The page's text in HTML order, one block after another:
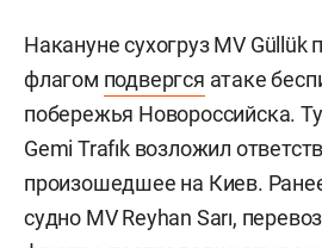
Накануне сухогруз MV Güllük
флагом подвергся атаке
побережья Новороссийска.
Gemi Trafık возложил
произошедшее на Киев.
судно MV Reyhan Sarı,